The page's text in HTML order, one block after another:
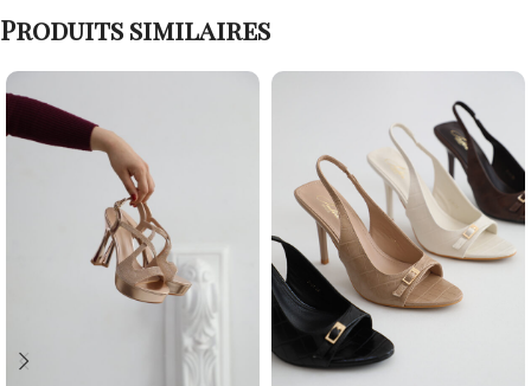
Produits similaires